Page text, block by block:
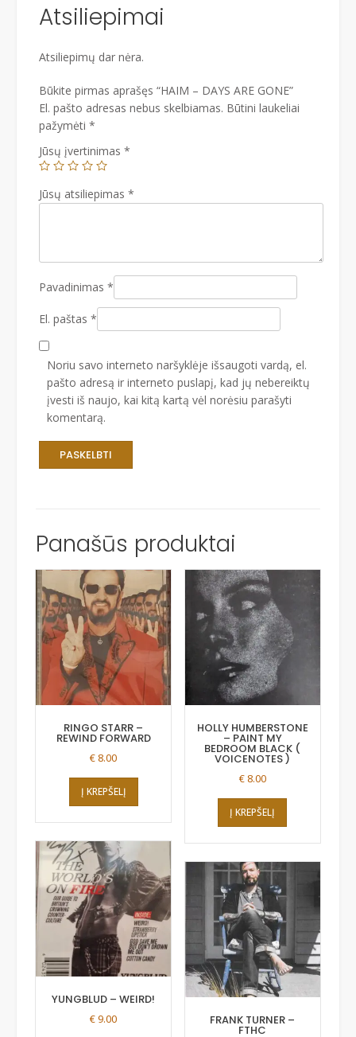
Atsiliepimai
Atsiliepimų dar nėra.
Būkite pirmas aprašęs “HAIM – DAYS ARE GONE”
El. pašto adresas nebus skelbiamas. Būtini laukeliai
pažymėti *
Jūsų įvertinimas *
Jūsų atsiliepimas *
Pavadinimas *
El. paštas *
Noriu savo interneto naršyklėje išsaugoti vardą, el.
pašto adresą ir interneto puslapį, kad jų nebereiktų
įvesti iš naujo, kai kitą kartą vėl norėsiu parašyti
komentarą.
Panašūs produktai
RINGO STARR –
REWIND FORWARD
€ 8.00
Į KREPŠELĮ
HOLLY HUMBERSTONE
– PAINT MY
BEDROOM BLACK (
VOICENOTES )
€ 8.00
Į KREPŠELĮ
YUNGBLUD – WEIRD!
€9.00 FRANK TURNER –
FTHC